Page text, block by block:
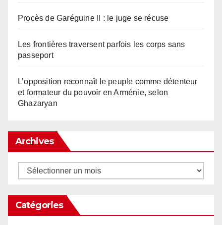
Procès de Garéguine II : le juge se récuse
Les frontières traversent parfois les corps sans
passeport
L’opposition reconnaît le peuple comme détenteur
et formateur du pouvoir en Arménie, selon
Ghazaryan
Archives
Archives
Catégories